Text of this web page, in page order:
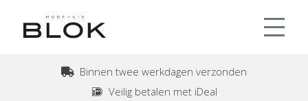
Binnen twee werkdagen verzonden
Veilig betalen met iDeal